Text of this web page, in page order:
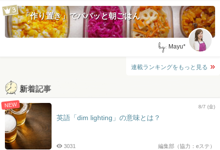
「作り置き」でパパッと朝ごはん
by: Mayu*
連載ランキングをもっと見る
新着記事
NEW 8/7 (金)
英語「dim lighting」の意味とは？
編集部（協力：eステ）
3031